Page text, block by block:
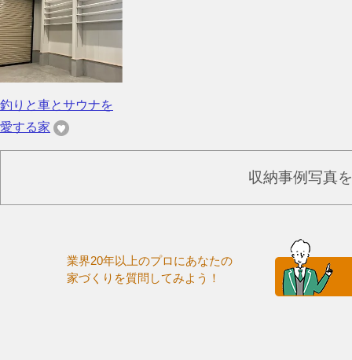
釣りと車とサウナを
愛する家
収納事例写真
業界20年以上のプロにあなたの
家づくりを質問してみよう！